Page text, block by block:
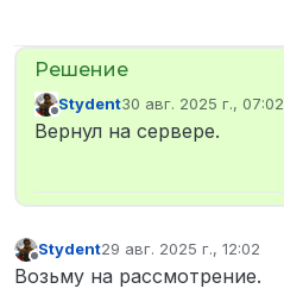
Не в сети
Stydent30 авг. 2025 г., 07:02
отредактировано
Вернул на сервере.
Stydent29 авг. 2025 г., 12:02
отредактировано
Возьму на рассмотрение.